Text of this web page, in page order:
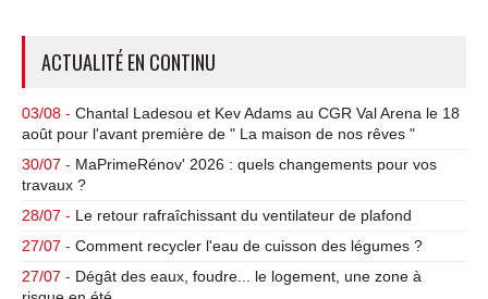
ACTUALITÉ EN CONTINU
03/08 - Chantal Ladesou et Kev Adams au CGR Val Arena le 18
août pour l'avant première de " La maison de nos rêves "
30/07 - MaPrimeRénov' 2026 : quels changements pour vos
travaux ?
28/07 - Le retour rafraîchissant du ventilateur de plafond
27/07 - Comment recycler l'eau de cuisson des légumes ?
27/07 - Dégât des eaux, foudre... le logement, une zone à